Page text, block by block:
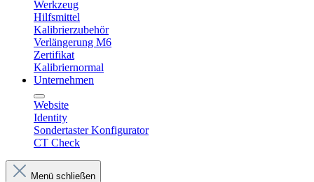
Werkzeug
Hilfsmittel
Kalibrierzubehör
Verlängerung M6
Zertifikat
Kalibriernormal
Unternehmen
Website
Identity
Sondertaster Konfigurator
CT Check
Menü schließen